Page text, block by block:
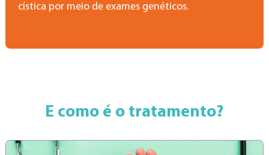
cística por meio de exames genéticos.
E como é o tratamento?